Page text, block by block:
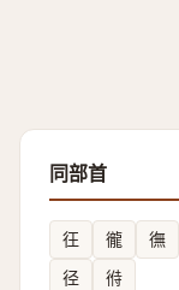
同部首
彺 徿 㣳
径
㣥